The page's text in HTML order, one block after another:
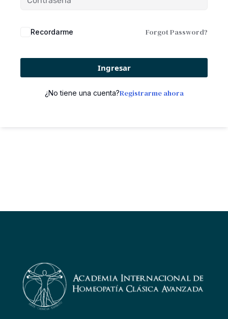
Recordarme Forgot Password?
Ingresar
¿No tiene una cuenta?Registrarme ahora